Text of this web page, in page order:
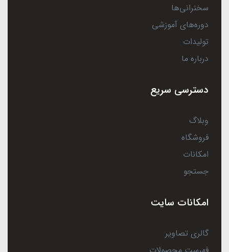
سخنرانی‌ها
دوره‌های آموزشی
تولیدات
درباره ما
دسترسی سریع
وبلاگ
فروشگاه
امکانات
جستجو
امکانات سایت
گالری تصاویر